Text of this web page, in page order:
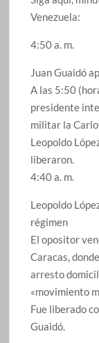
Venezuela:
4:50 a. m.
Juan Guaidó
A las 5:50
presidente
militar la
Leopoldo
liberaron.
4:40 a. m.
Leopoldo
régimen
El opositor
Caracas,
arresto
«movimiento
Fue liberado
Guaidó.